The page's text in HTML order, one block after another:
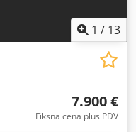
1 / 13
7.900 €
Fiksna cena plus PDV